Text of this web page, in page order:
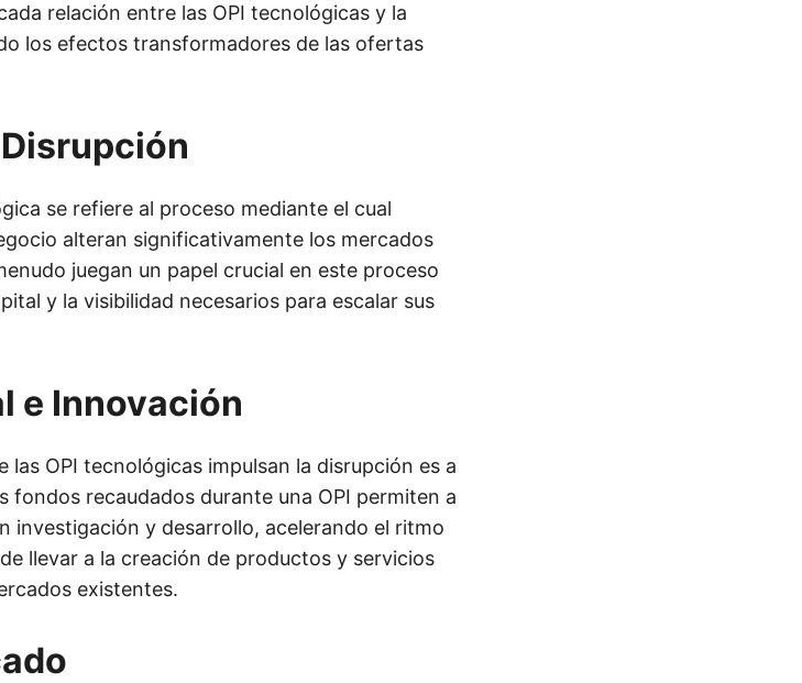
relación entre las OPI tecnológicas y la
los efectos transformadores de las ofertas
se refiere al proceso mediante el cual
alteran significativamente los mercados
juegan un papel crucial en este proceso
y la visibilidad necesarios para escalar sus
e Innovación
las OPI tecnológicas impulsan la disrupción es a
fondos recaudados durante una OPI permiten a
investigación y desarrollo, acelerando el ritmo
llevar a la creación de productos y servicios
existentes.